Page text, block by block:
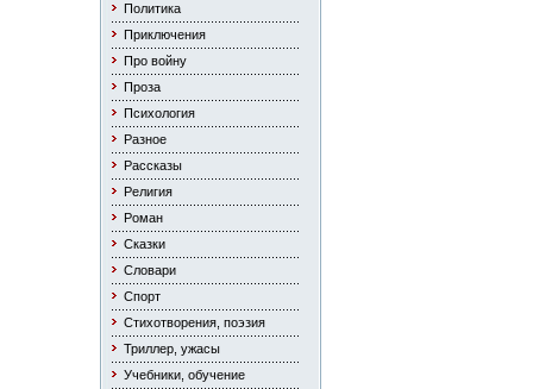
Политика
Приключения
Про войну
Проза
Психология
Разное
Рассказы
Религия
Роман
Сказки
Словари
Спорт
Стихотворения, поэзия
Триллер, ужасы
Учебники, обучение